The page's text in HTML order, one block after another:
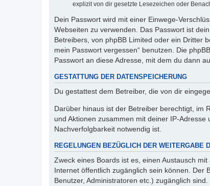
explizit von dir gesetzte Lesezeichen oder
Dein Passwort wird mit einer Einwege-
Webseiten zu verwenden. Das Passwort ist
Betreibers, von phpBB Limited oder ein Dritter
mein Passwort vergessen“ benutzen. Die
Passwort an diese Adresse, mit dem du dann
GESTATTUNG DER DATENSPEICHERUNG
Du gestattest dem Betreiber, die von dir
Darüber hinaus ist der Betreiber berechtigt, im
und Aktionen zusammen mit deiner IP-
Nachverfolgbarkeit notwendig ist.
REGELUNGEN BEZÜGLICH DER WEITERGABE
Zweck eines Boards ist es, einen Austausch
Internet öffentlich zugänglich sein können. Der
Benutzer, Administratoren etc.) zugänglich